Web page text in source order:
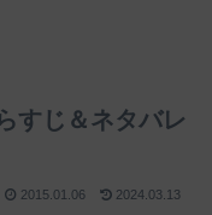
すじ＆ネタバレ
2015.01.06 2024.03.13